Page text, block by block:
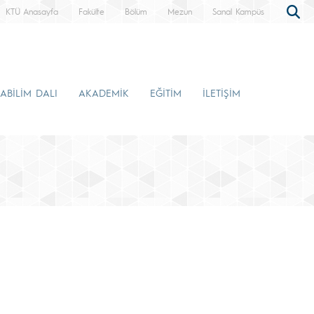
KTÜ Anasayfa Fakülte Bölüm Mezun Sanal Kampüs
DALI AKADEMİK EĞİTİM İLETİŞİM